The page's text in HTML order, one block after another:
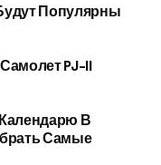
Популярны
PJ–II
В
Самые